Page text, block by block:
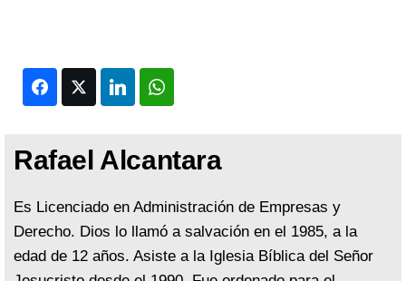
FacebookTwitter LinkedIn
Rafael Alcantara
Es Licenciado en Administración de Empresas y
Derecho. Dios lo llamó a salvación en el 1985, a la
edad de 12 años. Asiste a la Iglesia Bíblica del Señor